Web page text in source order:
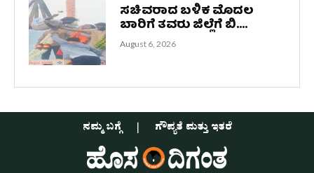
ಸಚಿವರಾದ ಬಳಿಕ ಮೊದಲ
ಬಾರಿಗೆ ತವರು ಜಿಲ್ಲೆಗೆ ಬಿ....
August 6, 2026
ನಮ್ಮ ಬಗ್ಗೆ ಗೌಪ್ಯತೆ ಮತ್ತು ಇತರೆ